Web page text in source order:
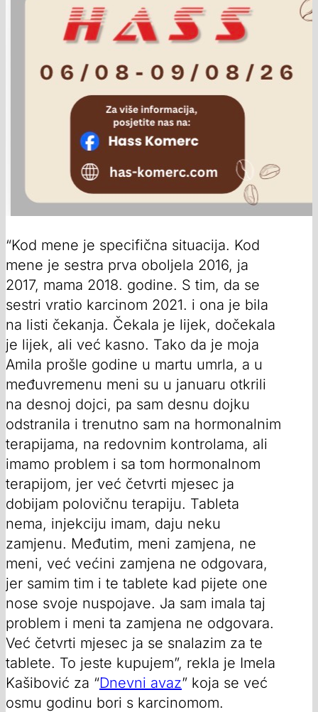
“Kod mene je specifična situacija. Kod
mene je sestra prva oboljela 2016, ja
2017, mama 2018. godine. S tim, da se
sestri vratio karcinom 2021. i ona je bila
na listi čekanja. Čekala je lijek, dočekala
je lijek, ali već kasno. Tako da je moja
Amila prošle godine u martu umrla, a u
međuvremenu meni su u januaru otkrili
na desnoj dojci, pa sam desnu dojku
odstranila i trenutno sam na hormonalnim
terapijama, na redovnim kontrolama, ali
imamo problem i sa tom hormonalnom
terapijom, jer već četvrti mjesec ja
dobijam polovičnu terapiju. Tableta
nema, injekciju imam, daju neku
zamjenu. Međutim, meni zamjena, ne
meni, već većini zamjena ne odgovara,
jer samim tim i te tablete kad pijete one
nose svoje nuspojave. Ja sam imala taj
problem i meni ta zamjena ne odgovara.
Već četvrti mjesec ja se snalazim za te
tablete. To jeste kupujem”, rekla je Imela
Kašibović za “Dnevni avaz” koja se već
osmu godinu bori s karcinomom.